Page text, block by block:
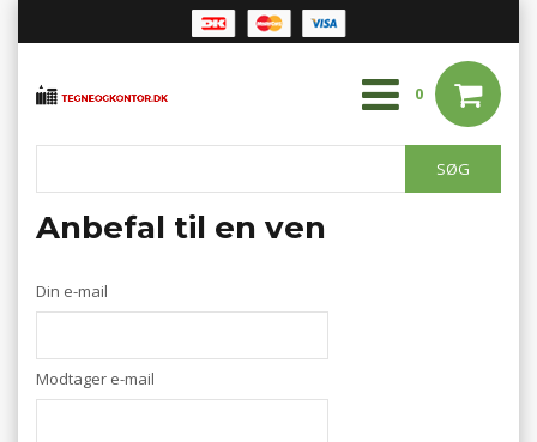
0
Anbefal til en ven
Din e-mail
Modtager e-mail